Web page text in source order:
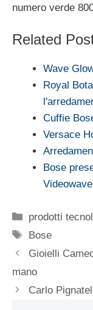
numero verde
Related
Wave
Royal
Cuffie
Versace
Bose
Videowave
Categorie
prodotti
Tag
Bose
Gioielli
mano
Carlo